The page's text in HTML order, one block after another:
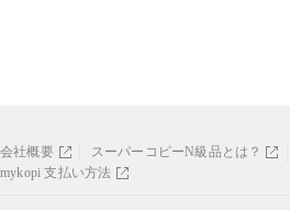
会社概要 スーパーコピーN級品とは？
mykopi 支払い方法